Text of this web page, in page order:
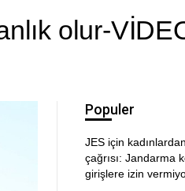
olur-
Populer
JES için
çağrısı: Jandarma
girişlere izin